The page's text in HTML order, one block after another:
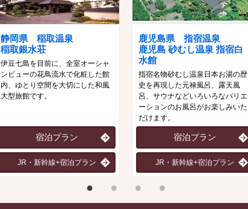
静岡県 稲取温泉
稲取銀水荘
伊豆七島を目前に、全室オーシャ
ンビューの花鳥流水で化粧した館
内、ゆとり空間を大切にした和風
大型旅館です。
宿泊プラン
JR・新幹線+宿泊プラン
鹿児島県 指宿温泉
鹿児島 砂むし温泉 指宿白
水館
指宿名物砂むし温泉日本お湯の歴
史を再現した元禄風呂、露天風
呂、サウナなどいろいろなバリエ
ーションのお風呂がお楽しみいた
だけます。
宿泊プラン
JR・新幹線+宿泊プラン